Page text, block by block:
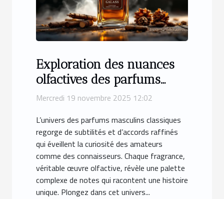
Exploration des nuances
olfactives des parfums
masculins classiques ?
Mercredi 19 novembre 2025 12:02
L’univers des parfums masculins classiques
regorge de subtilités et d’accords raffinés
qui éveillent la curiosité des amateurs
comme des connaisseurs. Chaque fragrance,
véritable œuvre olfactive, révèle une palette
complexe de notes qui racontent une histoire
unique. Plongez dans cet univers...